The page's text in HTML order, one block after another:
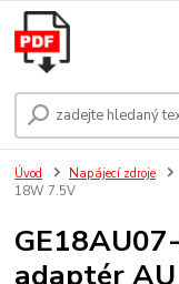
Úvod Napájecí zdroje
18W 7.5V
adaptér